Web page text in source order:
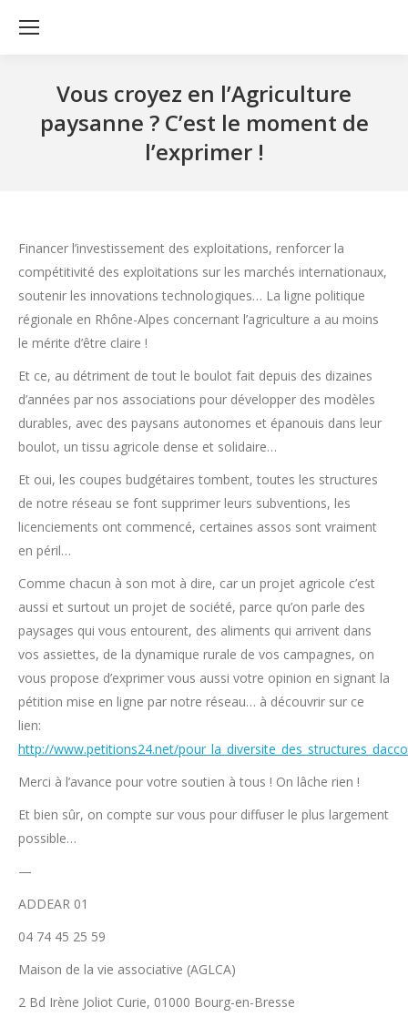
Vous croyez en l’Agriculture
paysanne ? C’est le moment de
l’exprimer !
Financer l’investissement des exploitations, renforcer la
compétitivité des exploitations sur les marchés internationaux,
soutenir les innovations technologiques… La ligne politique
régionale en Rhône-Alpes concernant l’agriculture a au moins
le mérite d’être claire !
Et ce, au détriment de tout le boulot fait depuis des dizaines
d’années par nos associations pour développer des modèles
durables, avec des paysans autonomes et épanouis dans leur
boulot, un tissu agricole dense et solidaire…
Et oui, les coupes budgétaires tombent, toutes les structures
de notre réseau se font supprimer leurs subventions, les
licenciements ont commencé, certaines assos sont vraiment
en péril…
Comme chacun à son mot à dire, car un projet agricole c’est
aussi et surtout un projet de société, parce qu’on parle des
paysages qui vous entourent, des aliments qui arrivent dans
vos assiettes, de la dynamique rurale de vos campagnes, on
vous propose d’exprimer vous aussi votre opinion en signant la
pétition mise en ligne par notre réseau… à découvrir sur ce
lien:
http://www.petitions24.net/
Merci à l’avance pour votre soutien à tous ! On lâche rien !
Et bien sûr, on compte sur vous pour diffuser le plus largement
possible…
—
ADDEAR 01
04 74 45 25 59
Maison de la vie associative (AGLCA)
2 Bd Irène Joliot Curie, 01000 Bourg-en-Bresse